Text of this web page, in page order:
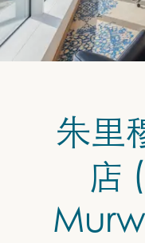
卡塔尔住宿
朱里穆尔瓦布酒店
朱里
店